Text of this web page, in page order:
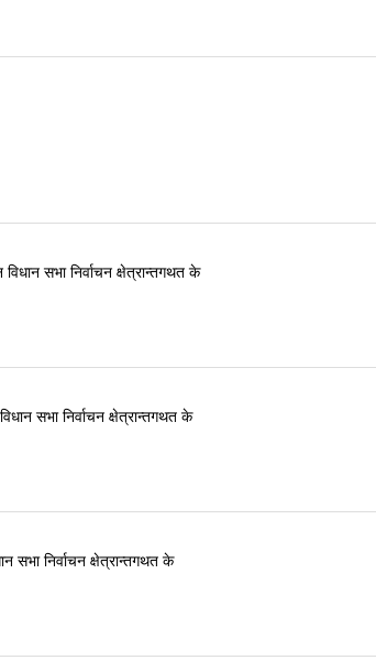
विधान सभा निर्वाचन क्षेत्रान्तगथत के
विधान सभा निर्वाचन क्षेत्रान्तगथत के
सभा निर्वाचन क्षेत्रान्तगथत के